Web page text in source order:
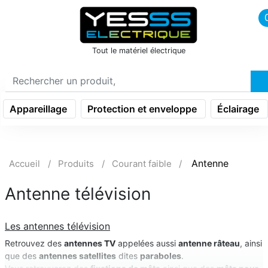
icon menu burger
Tout le matériel électrique
Appareillage Protection et enveloppe Éclairage
Accueil Produits Courant faible Antenne
Antenne télévision
Les antennes télévision
Retrouvez des antennes TV appelées aussi antenne râteau, ainsi
que des antennes satellites dites paraboles.